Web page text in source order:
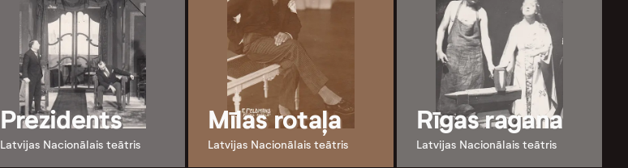
Prezidents
Latvijas Nacionālais teātris
Mīlas rotaļa
Latvijas Nacionālais teātris
Rīgas ragana
Latvijas Nacionālais teātris